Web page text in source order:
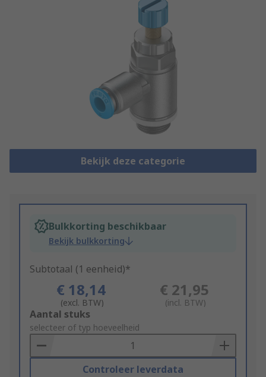
Bekijk deze categorie
Bulkkorting beschikbaar
Bekijk bulkkorting
Subtotaal (1 eenheid)*
€ 18,14
(excl. BTW)
€ 21,95
(incl. BTW)
Add
to
Basket
Aantal stuks
selecteer of typ hoeveelheid
Controleer leverdata